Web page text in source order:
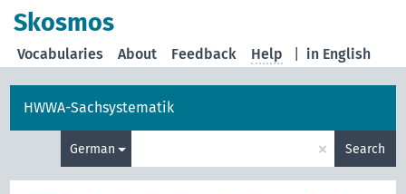
Skosmos
in English
Vocabularies About Feedback Help
HWWA-Sachsystematik
German × Search